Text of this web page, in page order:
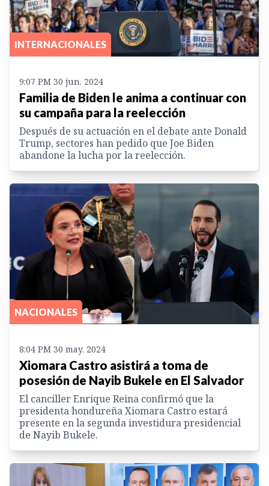
INTERNACIONALES
9:07 PM 30 jun. 2024
Familia de Biden le anima a continuar con
su campaña para la reelección
Después de su actuación en el debate ante Donald
Trump, sectores han pedido que Joe Biden
abandone la lucha por la reelección.
NACIONALES
8:04 PM 30 may. 2024
Xiomara Castro asistirá a toma de
posesión de Nayib Bukele en El Salvador
El canciller Enrique Reina confirmó que la
presidenta hondureña Xiomara Castro estará
presente en la segunda investidura presidencial
de Nayib Bukele.